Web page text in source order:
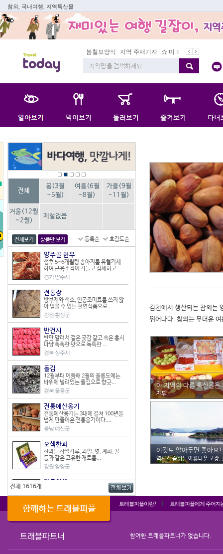
참외, 국내여행, 지역특산물
봄철보양식 지역 주재기자 쇼 미 더 트래블아이
전체
봄(3월
~5월)
여름(6월
~8월)
가을(9월
~11월)
겨울(12월
~2월)
제철없음
등록순 호감도순
전체보기 상품만 보기
양주골 한우
생후 5~6개월령 송아지를 유혈거세
하여 근육조직이 가늘고 섬세하고...
경기 양주시
전통장
방부제와 색소, 인공조미료를 쓰지 않
아 믿을 수 있는 천연식품으로...
강원 횡성군
반건시
반만 말려서 겉은 곶감 같고 속은 홍시
마냥 촉촉한 맛으로 독특한 ...
경북 상주시
돌김
12월부터 이듬해 2월의 울릉도에는
바위에 널려있는 돌김으로 향긋...
경북 울릉군
전통예산옹기
전통예산용기는 3대에 걸쳐 100년을
넘게 만들어온 전통옹기이다....
충남 예산군
오색한과
한과는 찹쌀가루, 과일, 엿, 계피, 꿀
등과 같은 고유한 재료를...
강원 양양군
감물염색
청도 감은 수분 함량이 많고 씨가 없어
염색 재료로 아주 적합하다...
경북 청도군
인삼
에서 생산되는 인삼은 통기성이...
충북 옥천군
전체 1616개
김천에서 생산되는 참외는
뛰어나다. 참외는 무더운
이 지역의 다른 특산물은
자두
이것도 알아두면 좋아요!
트래블피플이란? 트래블피플에게 주어지
트래블파트너 참여한 트래블파트너가 없습니다.